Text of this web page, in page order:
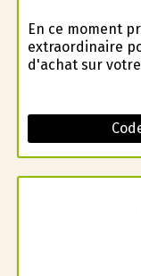
En ce moment
extraordinaire
d'achat sur